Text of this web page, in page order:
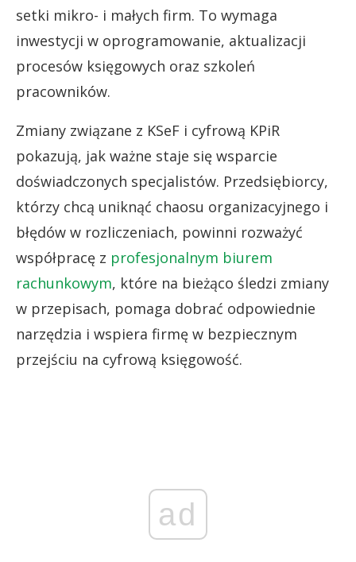
setki mikro- i małych firm. To wymaga
inwestycji w oprogramowanie, aktualizacji
procesów księgowych oraz szkoleń
pracowników.
Zmiany związane z KSeF i cyfrową KPiR
pokazują, jak ważne staje się wsparcie
doświadczonych specjalistów. Przedsiębiorcy,
którzy chcą uniknąć chaosu organizacyjnego i
błędów w rozliczeniach, powinni rozważyć
współpracę z profesjonalnym biurem
rachunkowym, które na bieżąco śledzi zmiany
w przepisach, pomaga dobrać odpowiednie
narzędzia i wspiera firmę w bezpiecznym
przejściu na cyfrową księgowość.
ad